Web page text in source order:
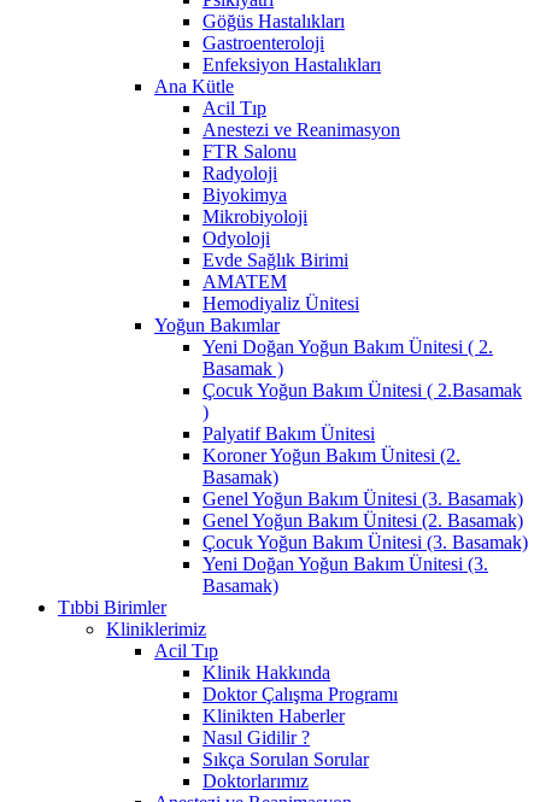
Göğüs Hastalıkları
Gastroenteroloji
Enfeksiyon Hastalıkları
Ana Kütle
Acil Tıp
Anestezi ve Reanimasyon
FTR Salonu
Radyoloji
Biyokimya
Mikrobiyoloji
Odyoloji
Evde Sağlık Birimi
AMATEM
Hemodiyaliz Ünitesi
Yoğun Bakımlar
Yeni Doğan Yoğun Bakım Ünitesi ( 2.
Basamak )
Çocuk Yoğun Bakım Ünitesi ( 2.Basamak
)
Palyatif Bakım Ünitesi
Koroner Yoğun Bakım Ünitesi (2.
Basamak)
Genel Yoğun Bakım Ünitesi (3. Basamak)
Genel Yoğun Bakım Ünitesi (2. Basamak)
Çocuk Yoğun Bakım Ünitesi (3. Basamak)
Yeni Doğan Yoğun Bakım Ünitesi (3.
Basamak)
Tıbbi Birimler
Kliniklerimiz
Acil Tıp
Klinik Hakkında
Doktor Çalışma Programı
Klinikten Haberler
Nasıl Gidilir ?
Sıkça Sorulan Sorular
Doktorlarımız